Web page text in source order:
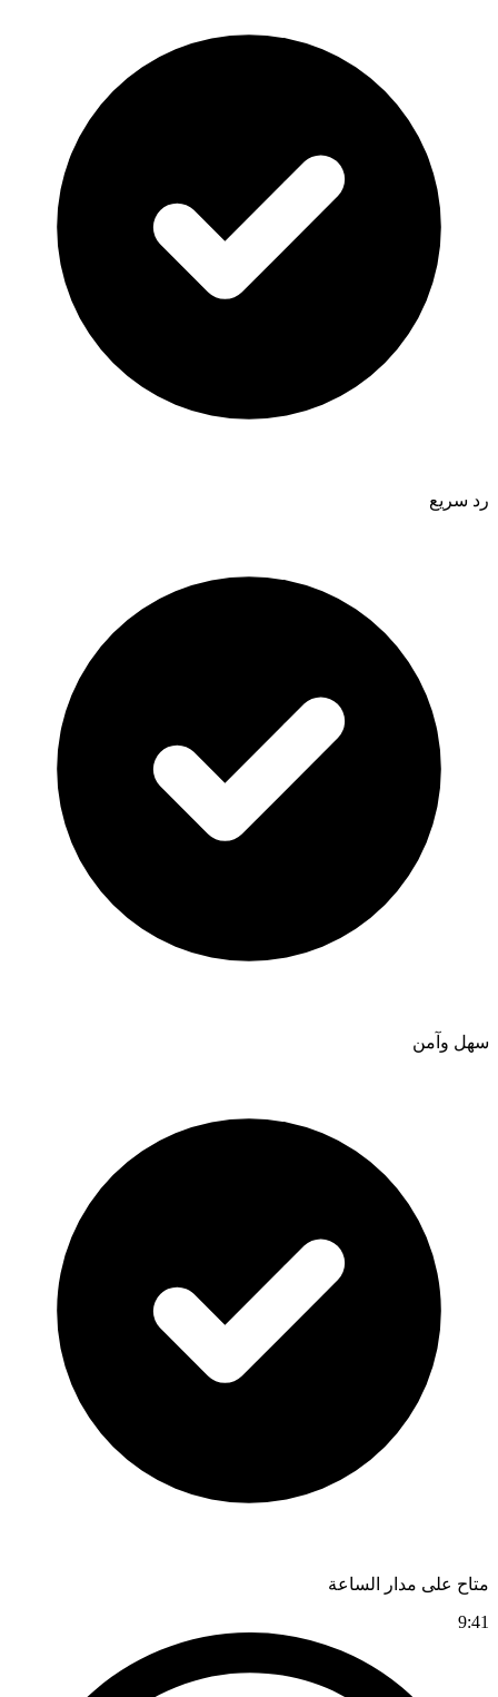
رد سريع
سهل وآمن
متاح على مدار الساعة
9:41